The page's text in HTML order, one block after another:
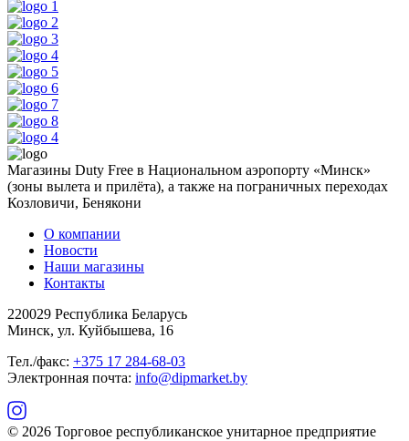
Магазины Duty Free в Национальном аэропорту «Минск»
(зоны вылета и прилёта), а также на пограничных переходах
Козловичи, Бенякони
О компании
Новости
Наши магазины
Контакты
220029 Республика Беларусь
Минск, ул. Куйбышева, 16
Тел./факс: +375 17 284-68-03
Электронная почта: info@dipmarket.by
© 2026 Торговое республиканское унитарное предприятие